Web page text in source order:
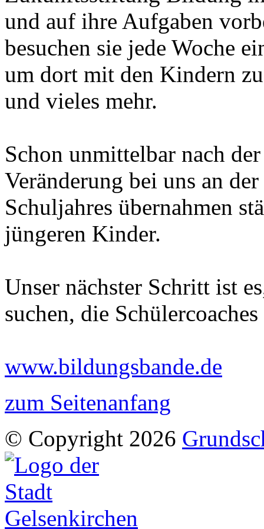
und auf ihre Aufgaben
besuchen sie jede Woche
um dort mit den Kindern
und vieles mehr.
Schon unmittelbar nach
Veränderung bei uns an
Schuljahres übernahmen
jüngeren Kinder.
Unser nächster Schritt ist
suchen, die
www.bildungsbande.de
zum Seitenanfang
© Copyright 2026